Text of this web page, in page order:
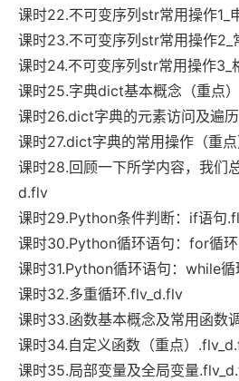
课时22.不可变序列str常用操作1_
课时23.不可变序列str常用操作
课时24.不可变序列str常用操作3_
课时25.字典dict基本概念（重点
课时26.dict字典的元素访问及遍
课时27.dict字典的常用操作（重
课时28.回顾一下所学内容，我们
d.flv
课时29.Python条件判断：if语句
课时30.Python循环语句：for循
课时31.Python循环语句：while
课时32.多重循环.flv_d.flv
课时33.函数基本概念及常用函数
课时34.自定义函数（重点）
课时35.局部变量及全局变量